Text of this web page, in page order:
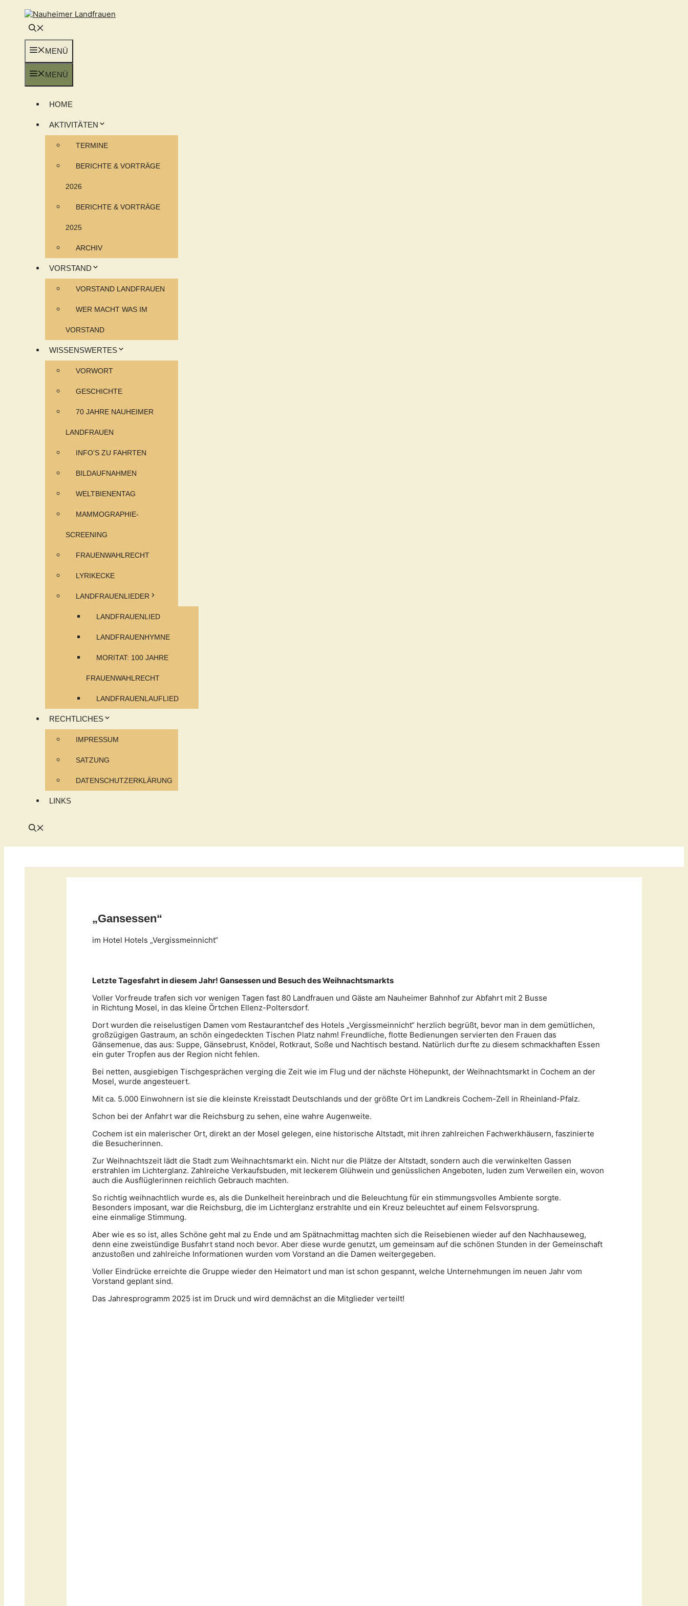
springen
MENÜ
MENÜ
HOME
AKTIVITÄTEN
TERMINE
BERICHTE & VORTRÄGE
2026
BERICHTE & VORTRÄGE
2025
ARCHIV
VORSTAND
VORSTAND LANDFRAUEN
WER MACHT WAS IM
VORSTAND
WISSENSWERTES
VORWORT
GESCHICHTE
70 JAHRE NAUHEIMER
LANDFRAUEN
INFO’S ZU FAHRTEN
BILDAUFNAHMEN
WELTBIENENTAG
MAMMOGRAPHIE-
SCREENING
FRAUENWAHLRECHT
LYRIKECKE
LANDFRAUENLIEDER
LANDFRAUENLIED
LANDFRAUENHYMNE
MORITAT: 100 JAHRE
FRAUENWAHLRECHT
LANDFRAUENLAUFLIED
RECHTLICHES
IMPRESSUM
SATZUNG
DATENSCHUTZERKLÄRUNG
LINKS
„Gansessen“
im Hotel Hotels „Vergissmeinnicht“
Letzte Tagesfahrt in diesem Jahr! Gansessen und Besuch des Weihnachtsmarkts
Voller Vorfreude trafen sich vor wenigen Tagen fast 80 Landfrauen und Gäste am Nauheimer Bahnhof zur Abfahrt mit 2 Busse
in Richtung Mosel, in das kleine Örtchen Ellenz-Poltersdorf.
Dort wurden die reiselustigen Damen vom Restaurantchef des Hotels „Vergissmeinnicht“ herzlich begrüßt, bevor man in dem gemütlichen,
großzügigen Gastraum, an schön eingedeckten Tischen Platz nahm! Freundliche, flotte Bedienungen servierten den Frauen das
Gänsemenue, das aus: Suppe, Gänsebrust, Knödel, Rotkraut, Soße und Nachtisch bestand. Natürlich durfte zu diesem schmackhaften Essen
ein guter Tropfen aus der Region nicht fehlen.
Bei netten, ausgiebigen Tischgesprächen verging die Zeit wie im Flug und der nächste Höhepunkt, der Weihnachtsmarkt in Cochem an der
Mosel, wurde angesteuert.
Mit ca. 5.000 Einwohnern ist sie die kleinste Kreisstadt Deutschlands und der größte Ort im Landkreis Cochem-Zell in Rheinland-Pfalz.
Schon bei der Anfahrt war die Reichsburg zu sehen, eine wahre Augenweite.
Cochem ist ein malerischer Ort, direkt an der Mosel gelegen, eine historische Altstadt, mit ihren zahlreichen Fachwerkhäusern, faszinierte
die Besucherinnen.
Zur Weihnachtszeit lädt die Stadt zum Weihnachtsmarkt ein. Nicht nur die Plätze der Altstadt, sondern auch die verwinkelten Gassen
erstrahlen im Lichterglanz. Zahlreiche Verkaufsbuden, mit leckerem Glühwein und genüsslichen Angeboten, luden zum Verweilen ein, wovon
auch die Ausflüglerinnen reichlich Gebrauch machten.
So richtig weihnachtlich wurde es, als die Dunkelheit hereinbrach und die Beleuchtung für ein stimmungsvolles Ambiente sorgte.
Besonders imposant, war die Reichsburg, die im Lichterglanz erstrahlte und ein Kreuz beleuchtet auf einem Felsvorsprung.
eine einmalige Stimmung.
Aber wie es so ist, alles Schöne geht mal zu Ende und am Spätnachmittag machten sich die Reisebienen wieder auf den Nachhauseweg,
denn eine zweistündige Busfahrt stand noch bevor. Aber diese wurde genutzt, um gemeinsam auf die schönen Stunden in der Gemeinschaft
anzustoßen und zahlreiche Informationen wurden vom Vorstand an die Damen weitergegeben.
Voller Eindrücke erreichte die Gruppe wieder den Heimatort und man ist schon gespannt, welche Unternehmungen im neuen Jahr vom
Vorstand geplant sind.
Das Jahresprogramm 2025 ist im Druck und wird demnächst an die Mitglieder verteilt!